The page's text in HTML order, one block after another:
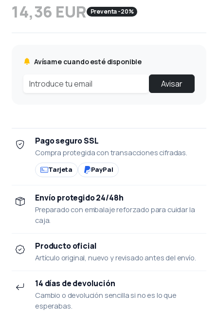
14,36 EUR Preventa -20%
Avísame cuando esté disponible
Avisar
Pago seguro SSL
Compra protegida con transacciones cifradas.
Tarjeta PayPal
Envío protegido 24/48h
Preparado con embalaje reforzado para cuidar la
caja.
Producto oficial
Artículo original, nuevo y revisado antes del envío.
14 días de devolución
Cambio o devolución sencilla si no es lo que
esperabas.